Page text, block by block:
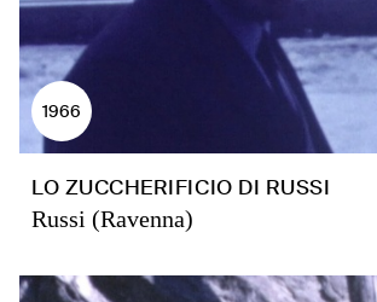
1966
LO ZUCCHERIFICIO DI RUSSI
Russi (Ravenna)